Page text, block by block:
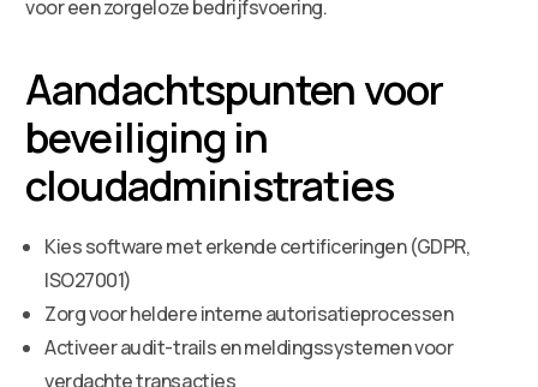
voor een zorgeloze bedrijfsvoering.
Aandachtspunten voor
beveiliging in
cloudadministraties
Kies software met erkende certificeringen (GDPR,
ISO27001)
Zorg voor heldere interne autorisatieprocessen
Activeer audit-trails en meldingssystemen voor
verdachte transacties